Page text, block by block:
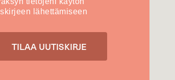
lähettämiseen